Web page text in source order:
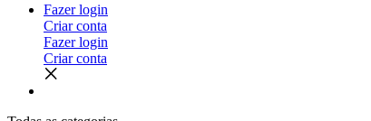
Fazer login
Criar conta
Fazer login
Criar conta